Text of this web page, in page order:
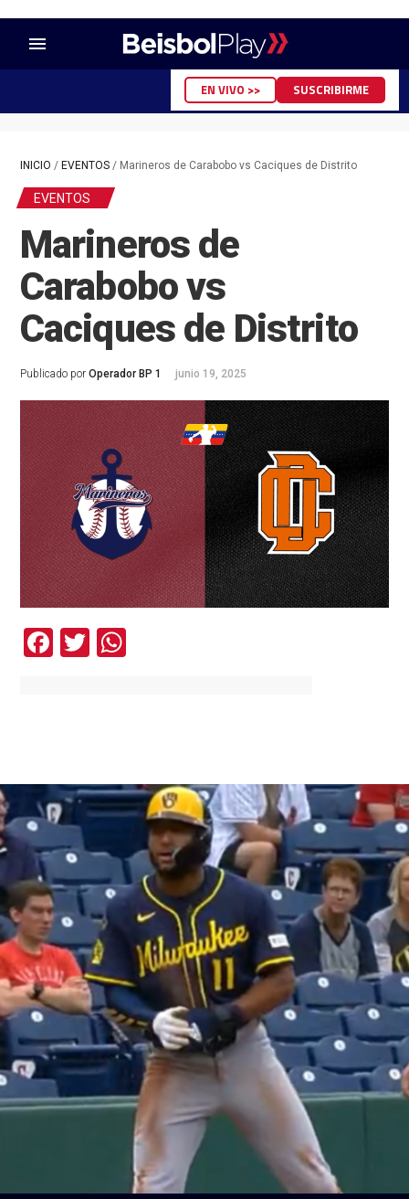
menu
EN VIVO >> SUSCRIBIRME
INICIO / EVENTOS/ Marineros de Carabobo vs Caciques de Distrito
EVENTOS
Marineros de
Carabobo vs
Caciques de Distrito
Publicado por Operador BP 1 junio 19, 2025
Facebook
TwitterWhatsApp